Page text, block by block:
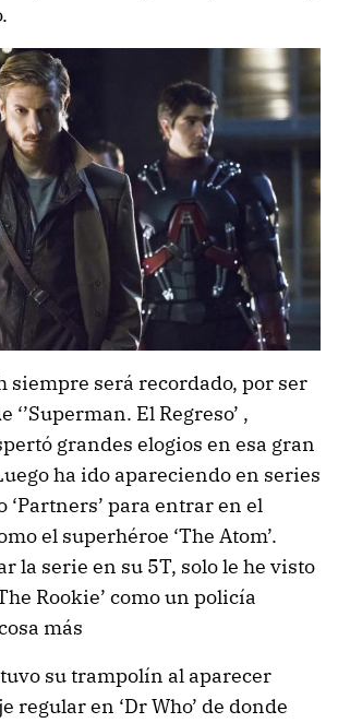
siempre será recordado, por ser
‘’Superman. El Regreso’ ,
grandes elogios en esa gran
ha ido apareciendo en series
‘Partners’ para entrar en el
el superhéroe ‘The Atom’.
la serie en su 5T, solo le he visto
Rookie’ como un policía
más
su trampolín al aparecer
regular en ‘Dr Who’ de donde